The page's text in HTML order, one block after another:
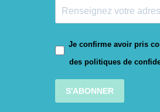
Je confirme avoir pris
des politiques de
S'ABONNER